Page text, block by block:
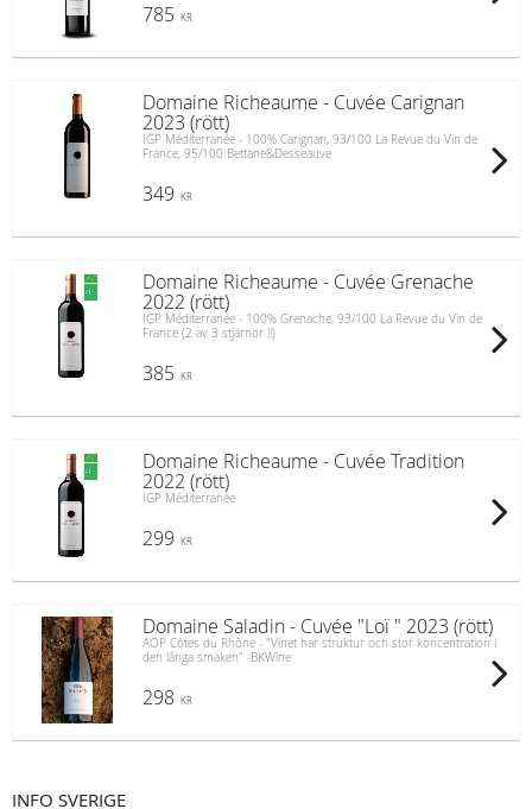
785 KR
Domaine Richeaume - Cuvée Carignan
2023 (rött)
IGP Méditerranée - 100% Carignan, 93/100 La Revue du Vin de
France, 95/100 Bettane&Desseauve
349 KR
Domaine Richeaume - Cuvée Grenache
2022 (rött)
IGP Méditerranée - 100% Grenache, 93/100 La Revue du Vin de
France (2 av 3 stjärnor !!)
385 KR
Domaine Richeaume - Cuvée Tradition
2022 (rött)
IGP Méditerranée
299 KR
Domaine Saladin - Cuvée "Loï " 2023 (rött)
AOP Côtes du Rhône - "Vinet har struktur och stor koncentration i
den långa smaken" -BKWine
298 KR
INFO SVERIGE